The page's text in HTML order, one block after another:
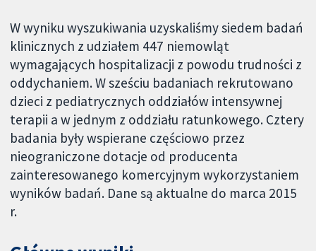
W wyniku wyszukiwania uzyskaliśmy siedem badań
klinicznych z udziałem 447 niemowląt
wymagających hospitalizacji z powodu trudności z
oddychaniem. W sześciu badaniach rekrutowano
dzieci z pediatrycznych oddziałów intensywnej
terapii a w jednym z oddziału ratunkowego. Cztery
badania były wspierane częściowo przez
nieograniczone dotacje od producenta
zainteresowanego komercyjnym wykorzystaniem
wyników badań. Dane są aktualne do marca 2015
r.